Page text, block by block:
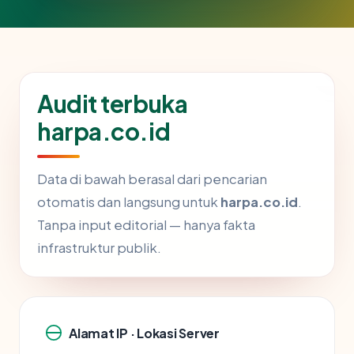
Audit terbuka
harpa.co.id
Data di bawah berasal dari pencarian
otomatis dan langsung untukharpa.co.id.
Tanpa input editorial — hanya fakta
infrastruktur publik.
Alamat IP · Lokasi Server